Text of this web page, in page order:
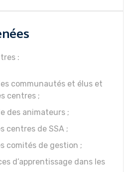
:
communautés et élus et
centres ;
des animateurs ;
centres de SSA ;
comités de gestion ;
d’apprentissage dans les